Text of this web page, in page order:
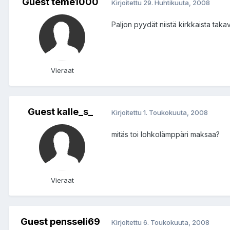
Vieraat
Kirjoitettu 29. Huhtikuuta, 2008
Paljon pyydät niistä kirkkaista
Guest kalle_s_
Vieraat
Kirjoitettu 1. Toukokuuta, 2008
mitäs toi lohkolämppäri maksaa?
Guest pensseli69 Kirjoitettu 6. Toukokuuta, 2008